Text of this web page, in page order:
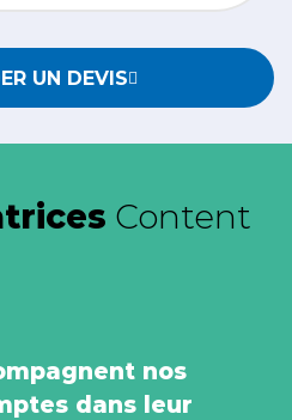
UN DEVIS
Content
nos
dans leur